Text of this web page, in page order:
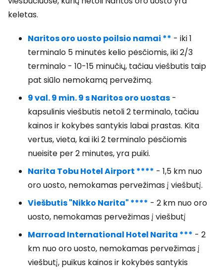
keletas.
Naritos oro uosto poilsio namai ** - iki 1
terminalo 5 minutės kelio pėsčiomis, iki 2/3
terminalo - 10-15 minučių, tačiau viešbutis taip
pat siūlo nemokamą pervežimą.
9 val. 9 min. 9 s Naritos oro uostas -
kapsulinis viešbutis netoli 2 terminalo, tačiau
kainos ir kokybės santykis labai prastas. Kita
vertus, vieta, kai iki 2 terminalo pėsčiomis
nueisite per 2 minutes, yra puiki.
Narita Tobu Hotel Airport **** - 1,5 km nuo
oro uosto, nemokamas pervežimas į viešbutį.
Viešbutis "Nikko Narita" **** - 2 km nuo oro
uosto, nemokamas pervežimas į viešbutį
Marroad International Hotel Narita *** - 2
km nuo oro uosto, nemokamas pervežimas į
viešbutį, puikus kainos ir kokybės santykis